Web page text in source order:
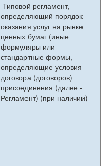
Типовой регламент,
определяющий порядок
оказания услуг на рынке
ценных бумаг (иные
формуляры или
стандартные формы,
определяющие условия
договора (договоров)
присоединения (далее -
Регламент) (при наличии)